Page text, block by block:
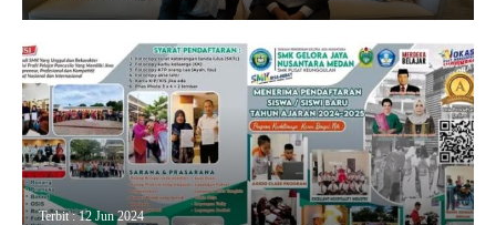
Terbit : 12 Jun 2024